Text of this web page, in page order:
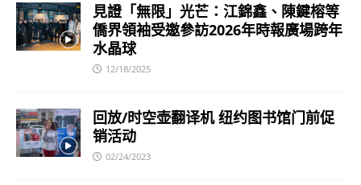
見證「無限」光芒：江錦鑫、陳鍵榕等
僑界領袖受邀參訪2026年時報廣場跨年
水晶球
12/18/2025
回放/时空壶翻译机 纽约图书馆门前促
销活动
02/24/2023